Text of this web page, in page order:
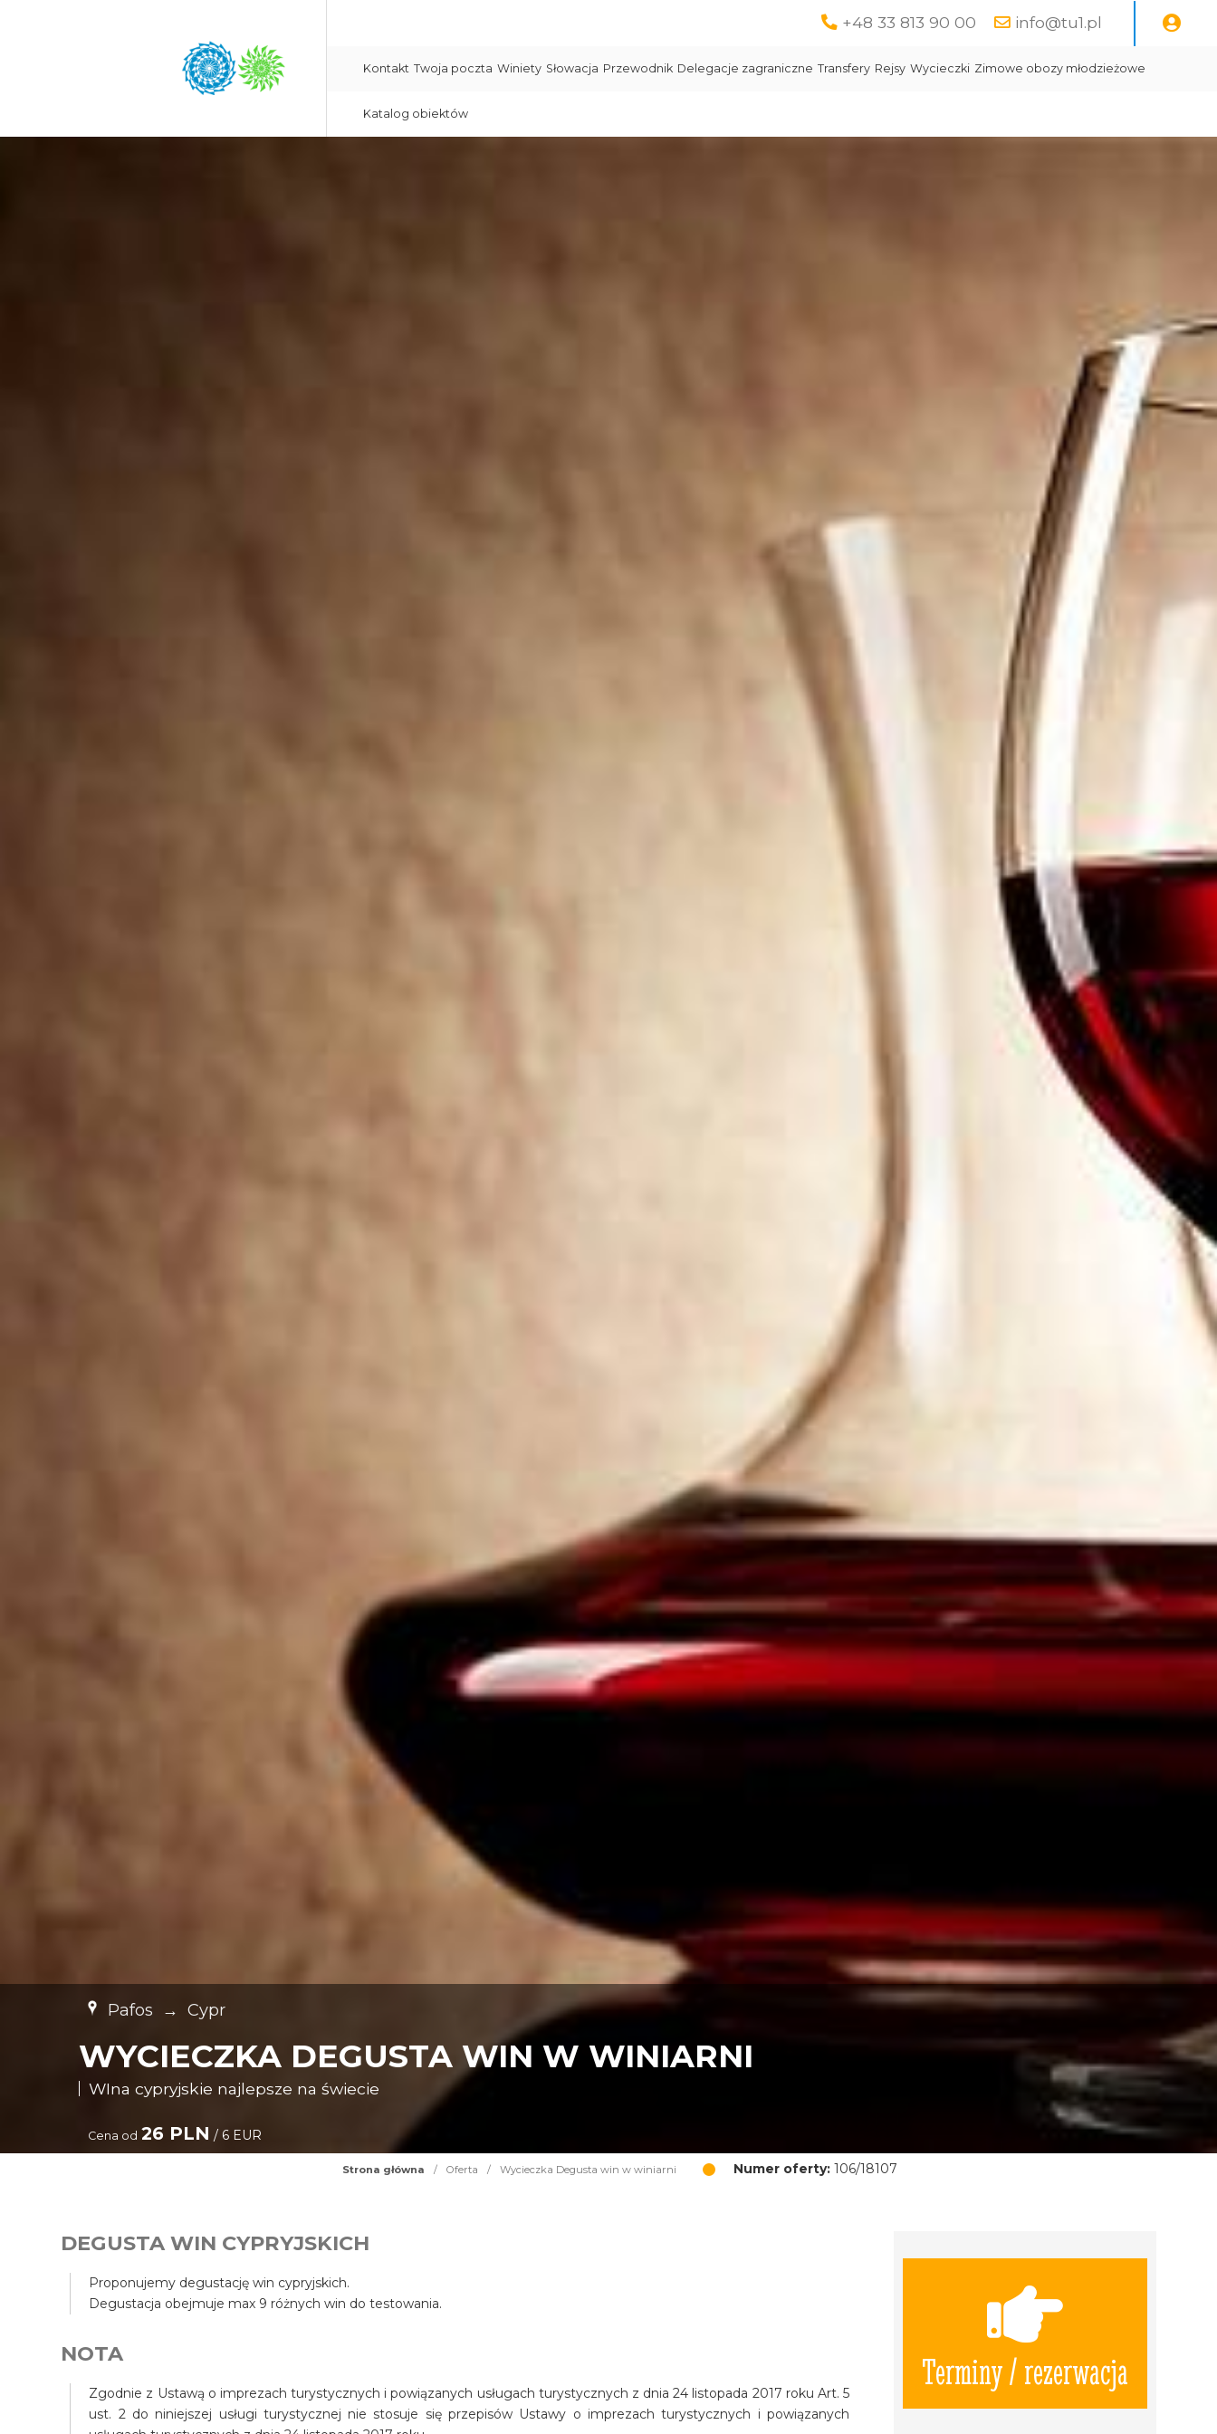
+48 33 813 90 00 info@tu1.pl
Kontakt Twoja poczta Winiety Słowacja Przewodnik Delegacje zagraniczne Transfery Rejsy Wycieczki Zimowe obozy młodzieżowe
Katalog obiektów
Pafos → Cypr
WYCIECZKA DEGUSTA WIN W WINIARNI
WIna cypryjskie najlepsze na świecie
Cena od 26 PLN / 6 EUR
Strona główna / Oferta / Wycieczka Degusta win w winiarni Numer oferty: 106/18107
Terminy / rezerwacja
DEGUSTA WIN CYPRYJSKICH
Proponujemy degustację win cypryjskich.
Degustacja obejmuje max 9 różnych win do testowania.
NOTA
Zgodnie z Ustawą o imprezach turystycznych i powiązanych usługach turystycznych z dnia 24 listopada 2017 roku Art. 5
ust. 2 do niniejszej usługi turystycznej nie stosuje się przepisów Ustawy o imprezach turystycznych i powiązanych